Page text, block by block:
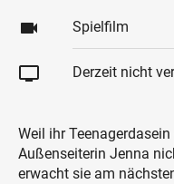
videocam Spielfilm
tv Derzeit nicht
Weil ihr
Außenseiterin Jenna
erwacht sie am